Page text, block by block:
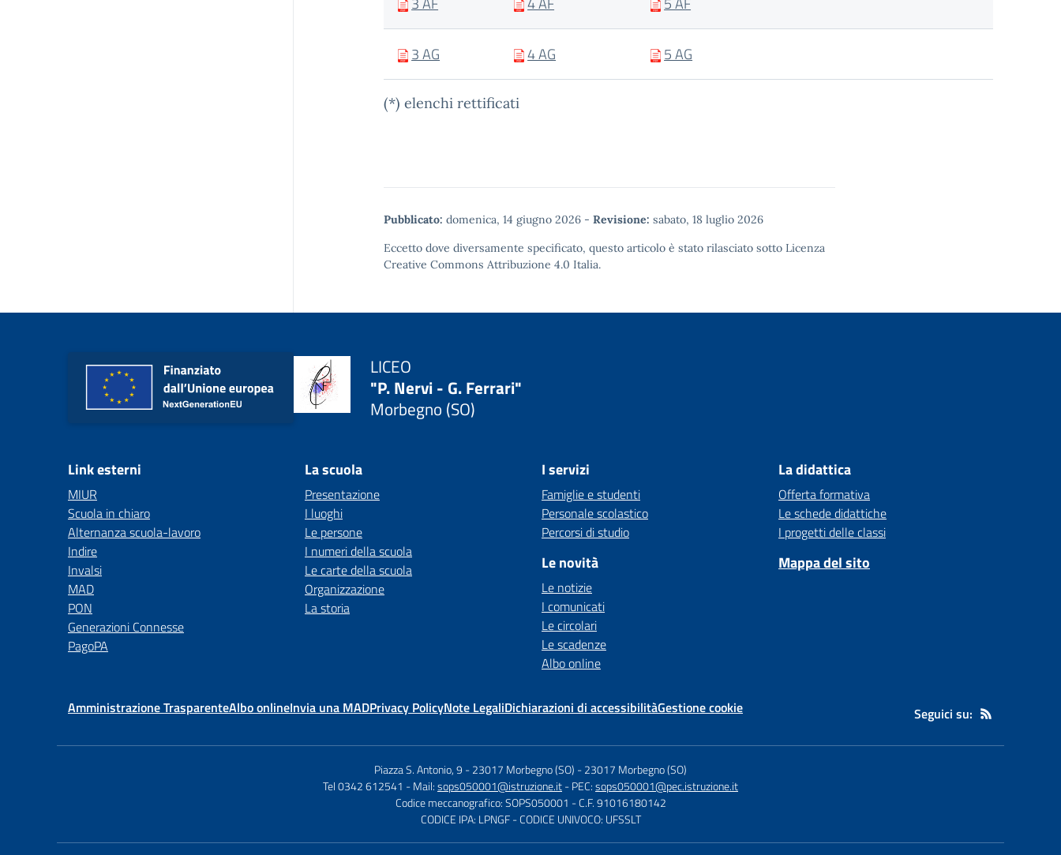
3 AG 4 AG 5 AG
(*) elenchi rettificati
Pubblicato: domenica, 14 giugno 2026 - Revisione: sabato, 18 luglio 2026
Eccetto dove diversamente specificato, questo articolo è stato rilasciato sotto Licenza
Creative Commons Attribuzione 4.0 Italia.
LICEO
"P. Nervi - G. Ferrari"
Morbegno (SO)
Link esterni
MIUR
Scuola in chiaro
Alternanza scuola-lavoro
Indire
Invalsi
MAD
PON
Generazioni Connesse
PagoPA
La scuola
Presentazione
I luoghi
Le persone
I numeri della scuola
Le carte della scuola
Organizzazione
La storia
I servizi
Famiglie e studenti
Personale scolastico
Percorsi di studio
Le novità
Le notizie
I comunicati
Le circolari
Le scadenze
Albo online
La didattica
Offerta formativa
Le schede didattiche
I progetti delle classi
Mappa del sito
Amministrazione TrasparenteAlbo onlineInvia una MADPrivacy PolicyNote LegaliDichiarazioni di accessibilitàGestione cookie Seguici su:
Piazza S. Antonio, 9 - 23017 Morbegno (SO) -23017 Morbegno (SO)
Tel 0342 612541 - Mail:sops050001@istruzione.it- PEC:sops050001@pec.istruzione.it
Codice meccanografico: SOPS050001 - C.F. 91016180142
CODICE IPA: LPNGF - CODICE UNIVOCO: UFSSLT